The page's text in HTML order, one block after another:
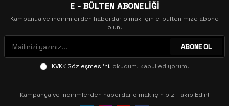
E - BÜLTEN ABONELİĞİ
Kampanya ve indirimlerden haberdar olmak için e-bültenimize abone
olun.
ABONE OL
KVKK Sözleşmesi'ni, okudum, kabul ediyorum.
Kampanya ve indirimlerden haberdar olmak için bizi Takip Edin!